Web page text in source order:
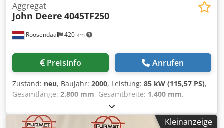
Roosendaal 420 km
Aggregat
John Deere 4045TF250
Preisinfo Anrufen
Zustand: neu, Baujahr: 2000, Leistung: 85 kW (115,57 PS),
Gesamtlänge: 2.800 mm, Gesamtbreite: 1.400 mm,
, Elektrische Leistung in kVA: 80
kVA Codpfx Apozhigtj Eoha Ca. Gewicht in kg: 1.230
Kleinanzeige